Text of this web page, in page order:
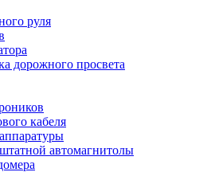
руля
дорожного просвета
кабеля
автомагнитолы